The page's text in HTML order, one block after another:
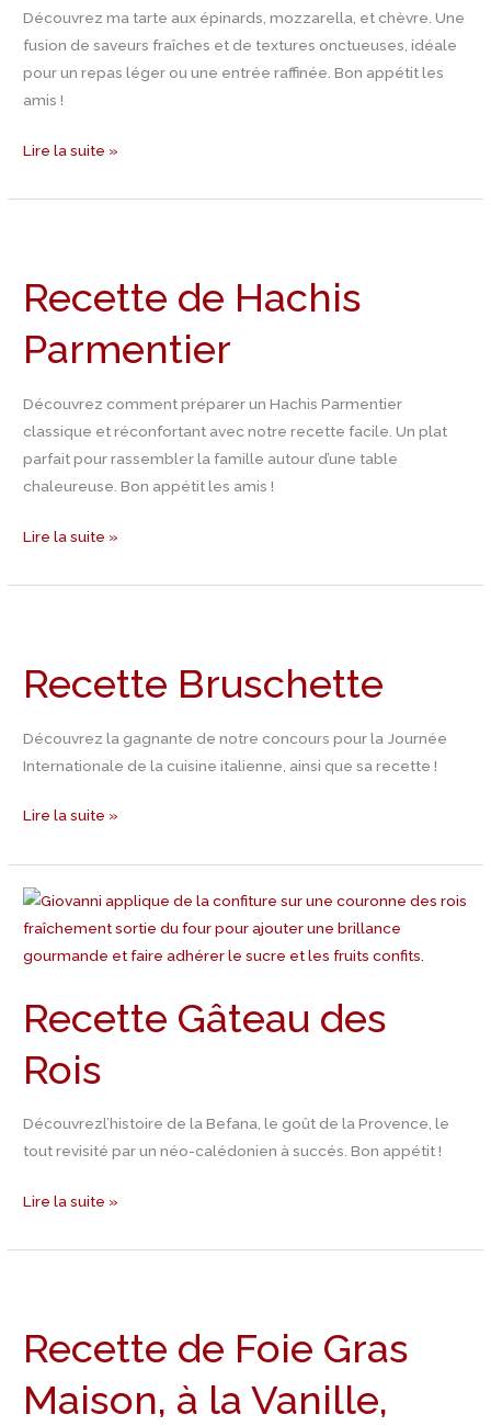
Découvrez ma tarte aux épinards, mozzarella, et chèvre. Une
fusion de saveurs fraîches et de textures onctueuses, idéale
pour un repas léger ou une entrée raffinée. Bon appétit les
amis !
Lire la suite »
Recette de Hachis
Parmentier
Découvrez comment préparer un Hachis Parmentier
classique et réconfortant avec notre recette facile. Un plat
parfait pour rassembler la famille autour d’une table
chaleureuse. Bon appétit les amis !
Hachis
Parmentier
Lire la suite »
Recette Bruschette
Découvrez la gagnante de notre concours pour la Journée
Internationale de la cuisine italienne, ainsi que sa recette !
Lire la suite »
Recette Gâteau des
Rois
Découvrezl’histoire de la Befana, le goût de la Provence, le
tout revisité par un néo-calédonien à succés. Bon appétit !
Recette
Gâteau
des
Lire la suite »
Recette de Foie Gras
Maison, à la Vanille,
Foie
Gras
Maison,